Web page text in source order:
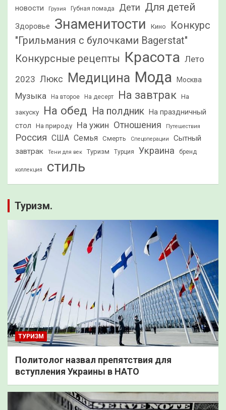
новости
Грузия Губная помада Дети Для детей
Здоровье Знаменитости Кино
Конкурс
"Грильмания с булочками Bagerstat"
Конкурсные рецепты Красота Лето
2023 Люкс Медицина Мода Москва
Музыка На второе На десерт На завтрак На
закуску На обед На полдник
На праздничный
стол
На природу На ужин Отношения Путешествия
Россия США Семья Смерть Спецоперации
Сытный
завтрак
Тени для век Туризм Турция Украина бренд
коллекция стиль
Туризм.
ТУРИЗМ
Политолог назвал препятствия для
вступления Украины в НАТО